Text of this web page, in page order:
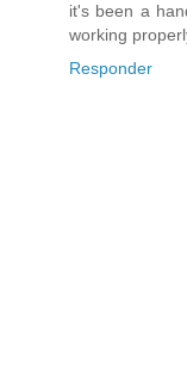
it's been a
working
Responder